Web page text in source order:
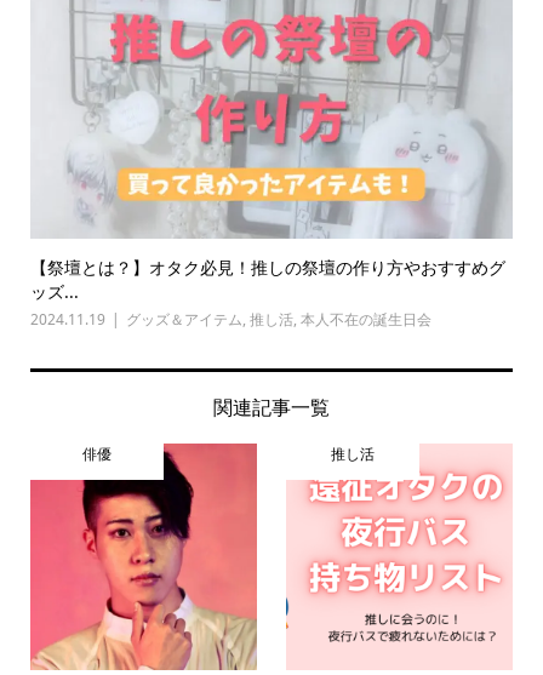
【祭壇とは？】オタク必見！推しの祭壇の作り方やおすすめグ
ッズ...
2024.11.19 グッズ＆アイテム, 推し活, 本人不在の誕生日会
関連記事一覧
俳優 推し活